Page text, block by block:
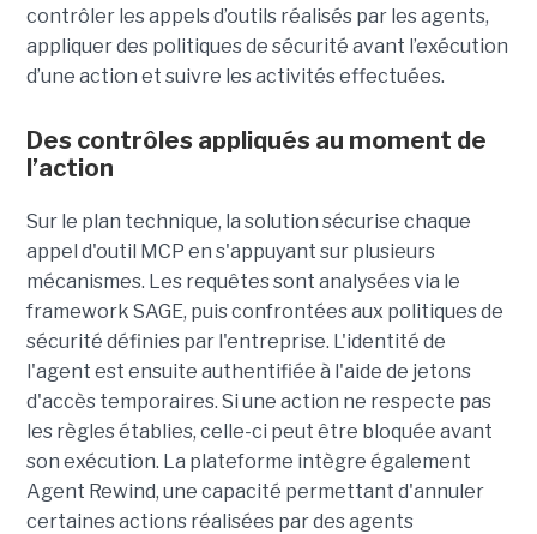
contrôler les appels d’outils réalisés par les agents,
appliquer des politiques de sécurité avant l’exécution
d’une action et suivre les activités effectuées.
Des contrôles appliqués au moment de
l’action
Sur le plan technique, la solution sécurise chaque
appel d'outil MCP en s'appuyant sur plusieurs
mécanismes. Les requêtes sont analysées via le
framework SAGE, puis confrontées aux politiques de
sécurité définies par l'entreprise. L'identité de
l'agent est ensuite authentifiée à l'aide de jetons
d'accès temporaires. Si une action ne respecte pas
les règles établies, celle-ci peut être bloquée avant
son exécution. La plateforme intègre également
Agent Rewind, une capacité permettant d'annuler
certaines actions réalisées par des agents